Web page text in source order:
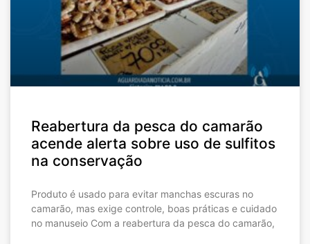
Reabertura da pesca do camarão
acende alerta sobre uso de sulfitos
na conservação
Produto é usado para evitar manchas escuras no
camarão, mas exige controle, boas práticas e cuidado
no manuseio Com a reabertura da pesca do camarão,